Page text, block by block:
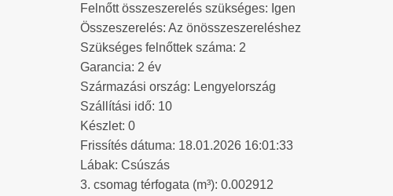
Felnőtt összeszerelés szükséges: Igen
Összeszerelés: Az önösszeszereléshez
Szükséges felnőttek száma: 2
Garancia: 2 év
Származási ország: Lengyelország
Szállítási idő: 10
Készlet: 0
Frissítés dátuma: 18.01.2026 16:01:33
Lábak: Csúszás
3. csomag térfogata (m³): 0.002912